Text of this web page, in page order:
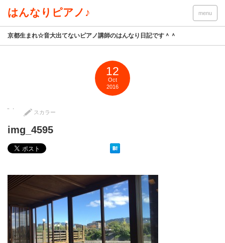
はんなりピアノ♪ menu
京都生まれ☆音大出てないピアノ講師のはんなり日記です＾＾
12
Oct
2016
スカラー
img_4595